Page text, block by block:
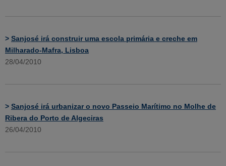
> Sanjosé irá construir uma escola primária e creche em
Milharado-Mafra, Lisboa
28/04/2010
> Sanjosé irá urbanizar o novo Passeio Marítimo no Molhe de
Ribera do Porto de Algeciras
26/04/2010